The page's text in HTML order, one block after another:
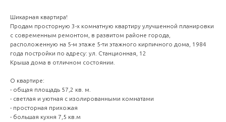
Шикарная квартира!
Продам просторную 3-х комнатную квартиру улучшенной планировки
с современным ремонтом, в развитом районе города,
расположенную на 5-м этаже 5-ти этажного кирпичного дома, 1984
года постройки по адресу: ул. Станционная, 12
Крыша дома в отличном состоянии.
О квартире:
- общая площадь 57,2 кв. м.
- светлая и уютная с изолированными комнатами
- просторная прихожая
- большая кухня 7,5 кв.м